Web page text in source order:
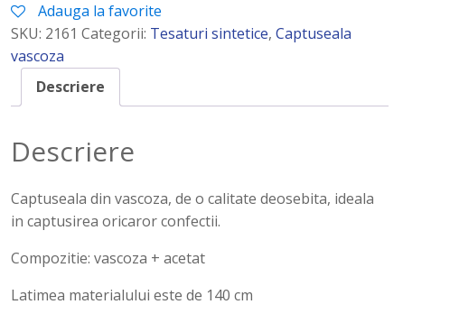
Adauga la favorite
SKU: 2161 Categorii: Tesaturi sintetice,Captuseala
vascoza
Descriere
Descriere
Captuseala din vascoza, de o calitate deosebita, ideala
in captusirea oricaror confectii.
Compozitie: vascoza + acetat
Latimea materialului este de 140 cm